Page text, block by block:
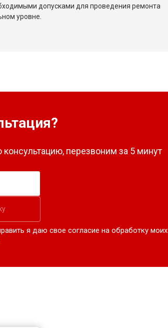
допусками для проведения ремонта
уровне.
перезвоним за 5 минут
я даю свое согласие на обработку моих